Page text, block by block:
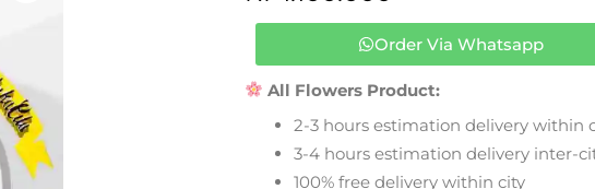
Order Via Whatsapp
All Flowers Product:
2-3 hours estimation delivery within
3-4 hours estimation delivery inter-
100% free delivery within city